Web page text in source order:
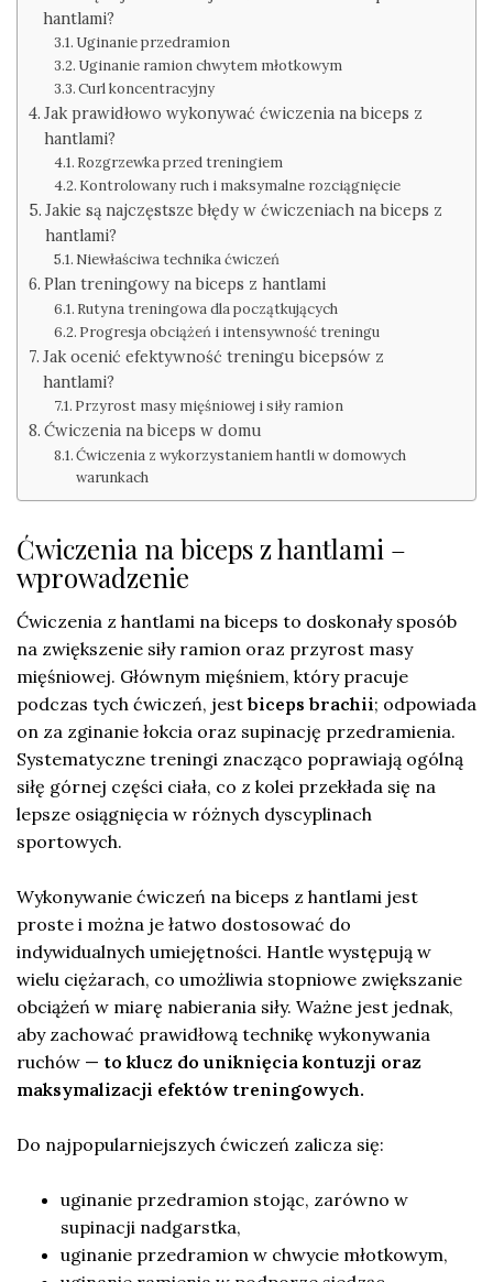
hantlami?
Uginanie przedramion
Uginanie ramion chwytem młotkowym
Curl koncentracyjny
Jak prawidłowo wykonywać ćwiczenia na biceps z
hantlami?
Rozgrzewka przed treningiem
Kontrolowany ruch i maksymalne rozciągnięcie
Jakie są najczęstsze błędy w ćwiczeniach na biceps z
hantlami?
Niewłaściwa technika ćwiczeń
Plan treningowy na biceps z hantlami
Rutyna treningowa dla początkujących
Progresja obciążeń i intensywność treningu
Jak ocenić efektywność treningu bicepsów z
hantlami?
Przyrost masy mięśniowej i siły ramion
Ćwiczenia na biceps w domu
Ćwiczenia z wykorzystaniem hantli w domowych
warunkach
Ćwiczenia na biceps z hantlami –
wprowadzenie
Ćwiczenia z hantlami na biceps to doskonały sposób
na zwiększenie siły ramion oraz przyrost masy
mięśniowej. Głównym mięśniem, który pracuje
podczas tych ćwiczeń, jest biceps brachii; odpowiada
on za zginanie łokcia oraz supinację przedramienia.
Systematyczne treningi znacząco poprawiają ogólną
siłę górnej części ciała, co z kolei przekłada się na
lepsze osiągnięcia w różnych dyscyplinach
sportowych.
Wykonywanie ćwiczeń na biceps z hantlami jest
proste i można je łatwo dostosować do
indywidualnych umiejętności. Hantle występują w
wielu ciężarach, co umożliwia stopniowe zwiększanie
obciążeń w miarę nabierania siły. Ważne jest jednak,
aby zachować prawidłową technikę wykonywania
ruchów — to klucz do uniknięcia kontuzji oraz
maksymalizacji efektów treningowych.
Do najpopularniejszych ćwiczeń zalicza się:
uginanie przedramion stojąc, zarówno w
supinacji nadgarstka,
uginanie przedramion w chwycie młotkowym,